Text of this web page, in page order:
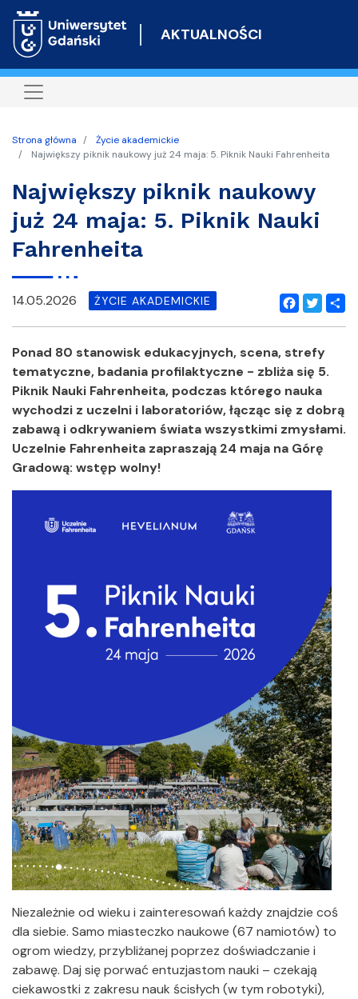
do
AKTUALNOŚCI
Strona główna
Życie akademickie
Największy piknik naukowy już 24 maja: 5. Piknik Nauki Fahrenheita
Największy piknik naukowy
już 24 maja: 5. Piknik Nauki
Fahrenheita
Facebook
Twitter
14.05.2026 ŻYCIE AKADEMICKIE
Ponad 80 stanowisk edukacyjnych, scena, strefy
tematyczne, badania profilaktyczne - zbliża się 5.
Piknik Nauki Fahrenheita, podczas którego nauka
wychodzi z uczelni i laboratoriów, łącząc się z dobrą
zabawą i odkrywaniem świata wszystkimi zmysłami.
Uczelnie Fahrenheita zapraszają 24 maja na Górę
Gradową: wstęp wolny!
Niezależnie od wieku i zainteresowań każdy znajdzie coś
dla siebie. Samo miasteczko naukowe (67 namiotów) to
ogrom wiedzy, przybliżanej poprzez doświadczanie i
zabawę. Daj się porwać entuzjastom nauki – czekają
ciekawostki z zakresu nauk ścisłych (w tym robotyki),